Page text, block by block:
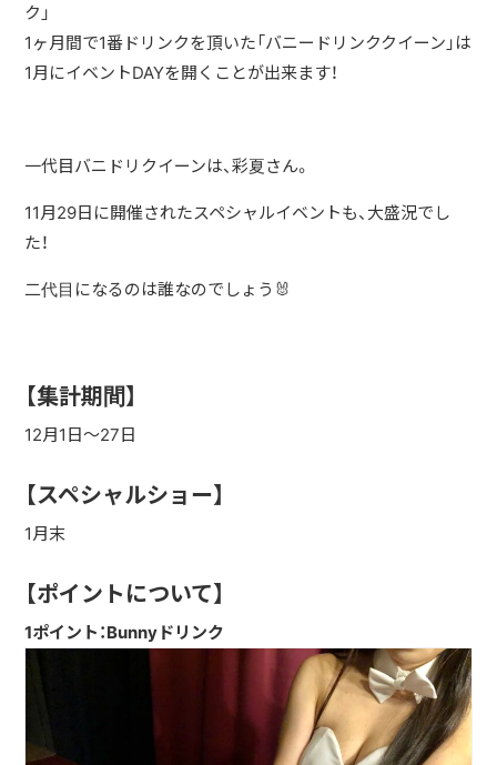
ク」
1ヶ月間で1番ドリンクを頂いた「バニードリンククイーン」は
1月にイベントDAYを開くことが出来ます！
一代目バニドリクイーンは、彩夏さん。
11月29日に開催されたスペシャルイベントも、大盛況でし
た！
二代目になるのは誰なのでしょう🐰
【集計期間】
12月1日～27日
【スペシャルショー】
1月末
【ポイントについて】
1ポイント：Bunnyドリンク